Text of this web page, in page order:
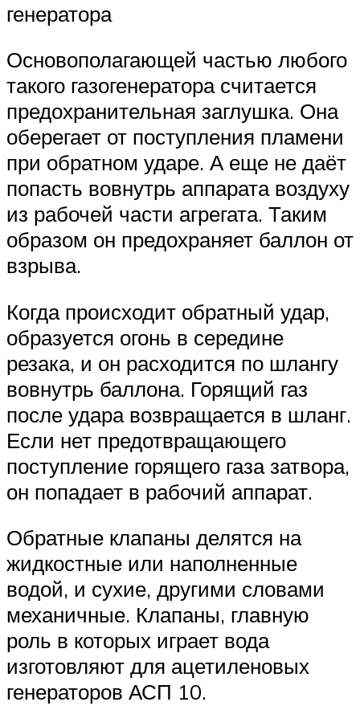
генератора
Основополагающей частью любого
такого газогенератора считается
предохранительная заглушка. Она
оберегает от поступления пламени
при обратном ударе. А еще не даёт
попасть вовнутрь аппарата воздуху
из рабочей части агрегата. Таким
образом он предохраняет баллон от
взрыва.
Когда происходит обратный удар,
образуется огонь в середине
резака, и он расходится по шлангу
вовнутрь баллона. Горящий газ
после удара возвращается в шланг.
Если нет предотвращающего
поступление горящего газа затвора,
он попадает в рабочий аппарат.
Обратные клапаны делятся на
жидкостные или наполненные
водой, и сухие, другими словами
механичные. Клапаны, главную
роль в которых играет вода
изготовляют для ацетиленовых
генераторов АСП 10.